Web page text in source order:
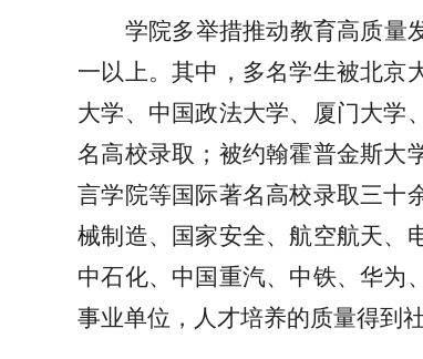
学院多举措推动教育高质量
一以上。其中，多名学生被北京
大学、中国政法大学、厦门大学
名高校录取；被约翰霍普金斯大
言学院等国际著名高校录取三十
械制造、国家安全、航空航天、
中石化、中国重汽、中铁、华为
事业单位，人才培养的质量得到